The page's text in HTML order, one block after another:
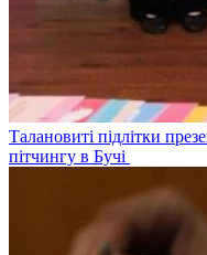
Талановиті підлітки
пітчингу в Бучі